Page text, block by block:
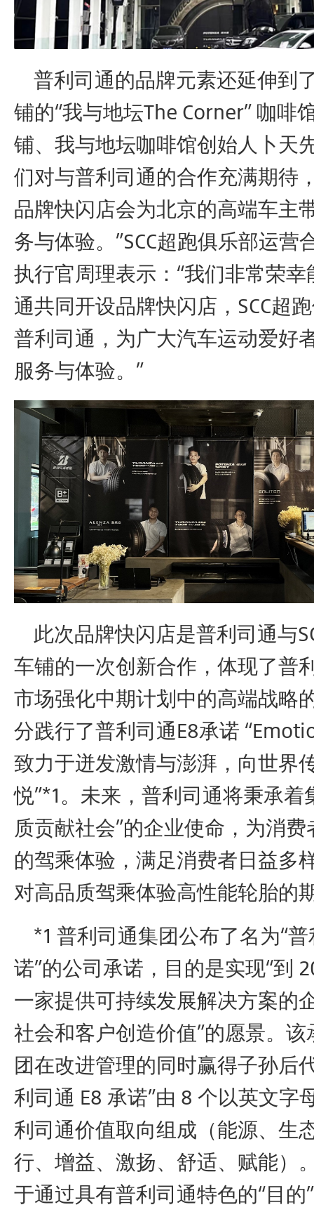
普利司通的品牌元素还延伸到
铺的“我与地坛The Corner” 咖啡
铺、我与地坛咖啡馆创始人卜天
们对与普利司通的合作充满期待
品牌快闪店会为北京的高端车主
务与体验。”SCC超跑俱乐部运营
执行官周理表示：“我们非常荣
通共同开设品牌快闪店，SCC超
普利司通，为广大汽车运动爱好
服务与体验。”
此次品牌快闪店是普利司通与
车铺的一次创新合作，体现了普
市场强化中期计划中的高端战略
分践行了普利司通E8承诺
致力于迸发激情与澎湃，向世界
悦”*1。未来，普利司通将秉承着
质贡献社会”的企业使命，为消
的驾乘体验，满足消费者日益多
对高品质驾乘体验高性能轮胎的
*1 普利司通集团公布了名为“普
诺”的公司承诺，目的是实现“到
一家提供可持续发展解决方案的
社会和客户创造价值”的愿景。
团在改进管理的同时赢得子孙后
利司通 E8 承诺”由 8 个以英文字
利司通价值取向组成（能源、生
行、增益、激扬、舒适、赋能）
于通过具有普利司通特色的“目的